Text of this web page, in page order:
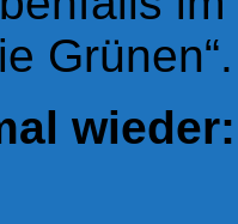
Grünen“.